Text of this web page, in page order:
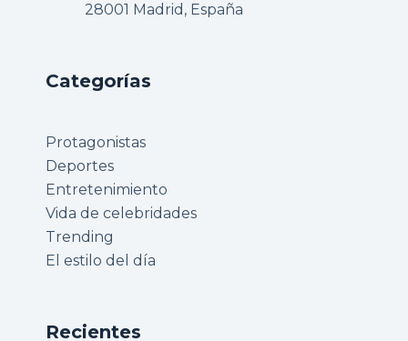
28001 Madrid, España
Categorías
Protagonistas
Deportes
Entretenimiento
Vida de celebridades
Trending
El estilo del día
Recientes